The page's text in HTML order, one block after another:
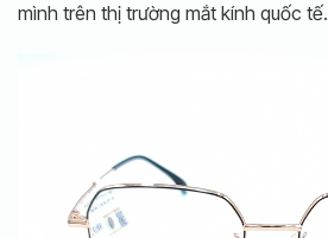
mình trên thị trường mắt kính quốc tế.